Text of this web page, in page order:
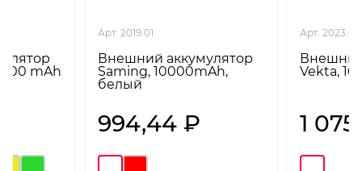
mAh
Арт. 2019.01
Внешний аккумулятор
Saming, 10000mAh,
белый
994,44 ₽
Арт. 2023.01
Vekta,
1